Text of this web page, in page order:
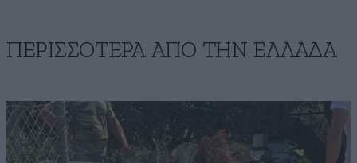
ΠΕΡΙΣΣΟΤΕΡΑ ΑΠΟ ΤΗΝ ΕΛΛΑΔΑ